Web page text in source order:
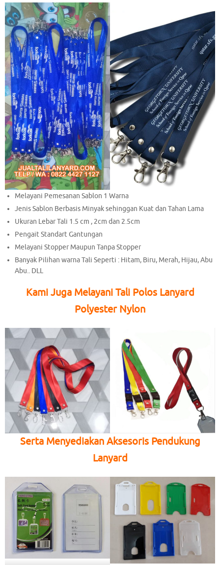
Melayani Pemesanan Sablon 1 Warna
Jenis Sablon Berbasis Minyak sehinggan Kuat dan Tahan Lama
Ukuran Lebar Tali 1.5 cm , 2cm dan 2.5cm
Pengait Standart Gantungan
Melayani Stopper Maupun Tanpa Stopper
Banyak Pilihan warna Tali Seperti : Hitam, Biru, Merah, Hijau, Abu
Abu.. DLL
Kami Juga Melayani Tali Polos Lanyard
Polyester Nylon
Serta Menyediakan Aksesoris Pendukung
Lanyard